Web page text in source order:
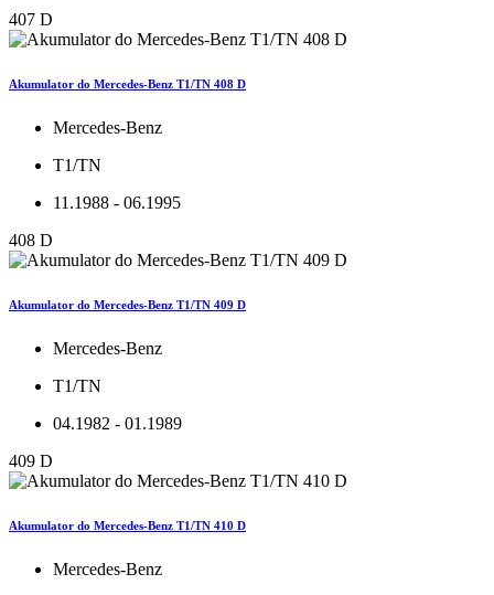
407 D
Akumulator do Mercedes-Benz T1/TN 408 D
Mercedes-Benz
T1/TN
11.1988 - 06.1995
408 D
Akumulator do Mercedes-Benz T1/TN 409 D
Mercedes-Benz
T1/TN
04.1982 - 01.1989
409 D
Akumulator do Mercedes-Benz T1/TN 410 D
Mercedes-Benz